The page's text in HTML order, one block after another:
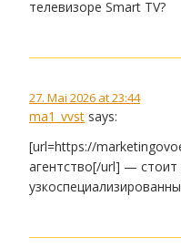
телевизоре Smart TV?
27. Mai 2026 at 23:44
ma1_vvst says:
[url=https://
агентство[/url] — стоит